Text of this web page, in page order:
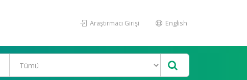
Araştırmacı Girişi English